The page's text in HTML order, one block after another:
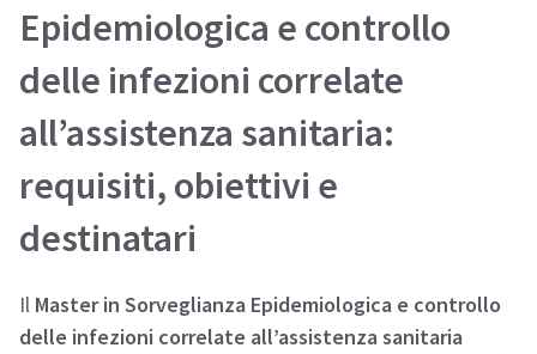
Epidemiologica e controllo
delle infezioni correlate
all’assistenza sanitaria:
requisiti, obiettivi e
destinatari
Il Master in Sorveglianza Epidemiologica e controllo
delle infezioni correlate all’assistenza sanitaria